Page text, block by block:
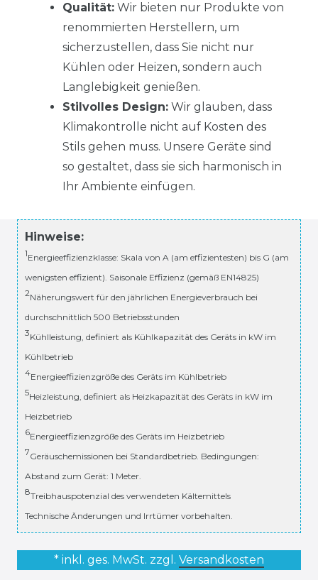
Qualität: Wir bieten nur Produkte von
renommierten Herstellern, um
sicherzustellen, dass Sie nicht nur
Kühlen oder Heizen, sondern auch
Langlebigkeit genießen.
Stilvolles Design: Wir glauben, dass
Klimakontrolle nicht auf Kosten des
Stils gehen muss. Unsere Geräte sind
so gestaltet, dass sie sich harmonisch in
Ihr Ambiente einfügen.
Hinweise:
1Energieeffizienzklasse: Skala von A (am effizientesten) bis G (am
wenigsten effizient). Saisonale Effizienz (gemäß EN14825)
2Näherungswert für den jährlichen Energieverbrauch bei
durchschnittlich 500 Betriebsstunden
3Kühlleistung, definiert als Kühlkapazität des Geräts in kW im
Kühlbetrieb
4Energieeffizienzgröße des Geräts im Kühlbetrieb
5Heizleistung, definiert als Heizkapazität des Geräts in kW im
Heizbetrieb
6Energieeffizienzgröße des Geräts im Heizbetrieb
7Geräuschemissionen bei Standardbetrieb. Bedingungen:
Abstand zum Gerät: 1 Meter.
8Treibhauspotenzial des verwendeten Kältemittels
Technische Änderungen und Irrtümer vorbehalten.
* inkl. ges. MwSt. zzgl. Versandkosten